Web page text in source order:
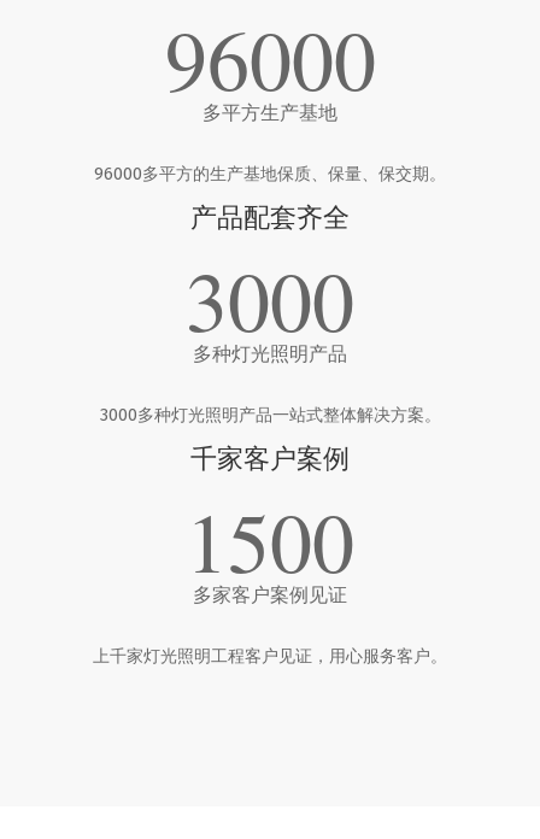
96000
多平方生产基地
96000多平方的生产基地保质、保量、保交期。
产品配套齐全
3000
多种灯光照明产品
3000多种灯光照明产品一站式整体解决方案。
千家客户案例
1500
多家客户案例见证
上千家灯光照明工程客户见证，用心服务客户。